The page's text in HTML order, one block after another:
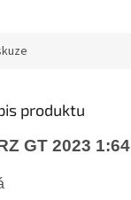
produktu
GT 2023 1:64